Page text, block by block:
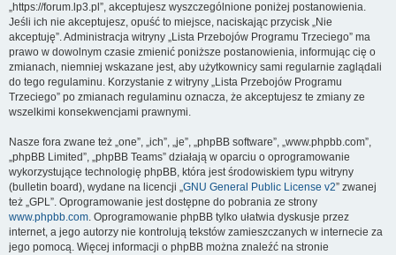
„https://forum.lp3.pl”, akceptujesz wyszczególnione poniżej postanowienia.
Jeśli ich nie akceptujesz, opuść to miejsce, naciskając przycisk „Nie
akceptuję”. Administracja witryny „Lista Przebojów Programu Trzeciego” ma
prawo w dowolnym czasie zmienić poniższe postanowienia, informując cię o
zmianach, niemniej wskazane jest, aby użytkownicy sami regularnie zaglądali
do tego regulaminu. Korzystanie z witryny „Lista Przebojów Programu
Trzeciego” po zmianach regulaminu oznacza, że akceptujesz te zmiany ze
wszelkimi konsekwencjami prawnymi.
Nasze fora zwane też „one”, „ich”, „je”, „phpBB software”, „www.phpbb.com”,
„phpBB Limited”, „phpBB Teams” działają w oparciu o oprogramowanie
wykorzystujące technologię phpBB, która jest środowiskiem typu witryny
(bulletin board), wydane na licencji „GNU General Public License v2” zwanej
też „GPL”. Oprogramowanie jest dostępne do pobrania ze strony
www.phpbb.com. Oprogramowanie phpBB tylko ułatwia dyskusje przez
internet, a jego autorzy nie kontrolują tekstów zamieszczanych w internecie za
jego pomocą. Więcej informacji o phpBB można znaleźć na stronie